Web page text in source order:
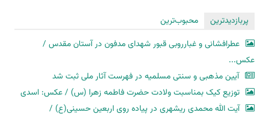
پربازدیدترین
محبوب‌ترین
عطرافشانی و غبارروبی قبور شهدای مدفون در آستان مقدس /
عکس...
آیین مذهبی و سنتی مسلمیه در فهرست آثار ملی ثبت شد
توزیع کیک بمناسبت ولادت حضرت فاطمه زهرا (س) / عکس: اسدی
آیت الله محمدی ریشهری در پیاده روی اربعین حسینی(ع) /